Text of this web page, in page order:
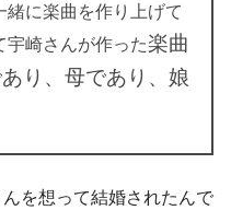
緒に楽曲を作り上げて
宇崎さんが作った楽曲
り、母であり、娘
を想って結婚されたんで